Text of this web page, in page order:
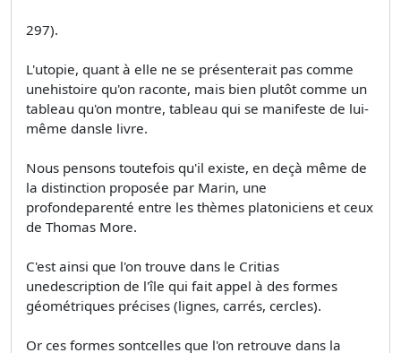
297).
L'utopie, quant à elle ne se présenterait pas comme
unehistoire qu'on raconte, mais bien plutôt comme un
tableau qu'on montre, tableau qui se manifeste de lui-
même dansle livre.
Nous pensons toutefois qu'il existe, en deçà même de
la distinction proposée par Marin, une
profondeparenté entre les thèmes platoniciens et ceux
de Thomas More.
C'est ainsi que l'on trouve dans le Critias
unedescription de l'île qui fait appel à des formes
géométriques précises (lignes, carrés, cercles).
Or ces formes sontcelles que l'on retrouve dans la